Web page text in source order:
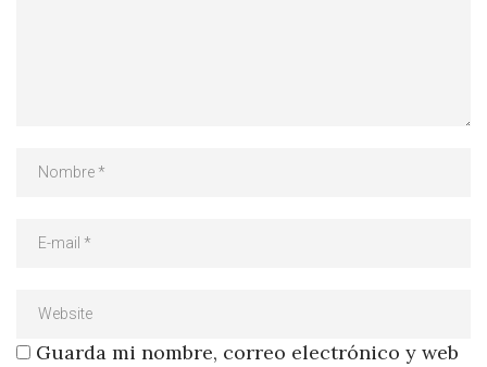
Guarda mi nombre, correo electrónico y web